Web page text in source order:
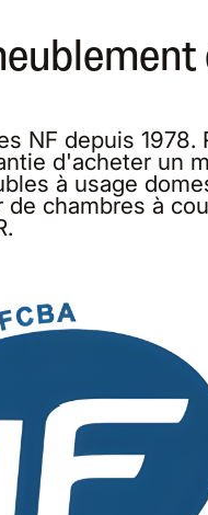
NF depuis
d'acheter un
à usage
chambres à